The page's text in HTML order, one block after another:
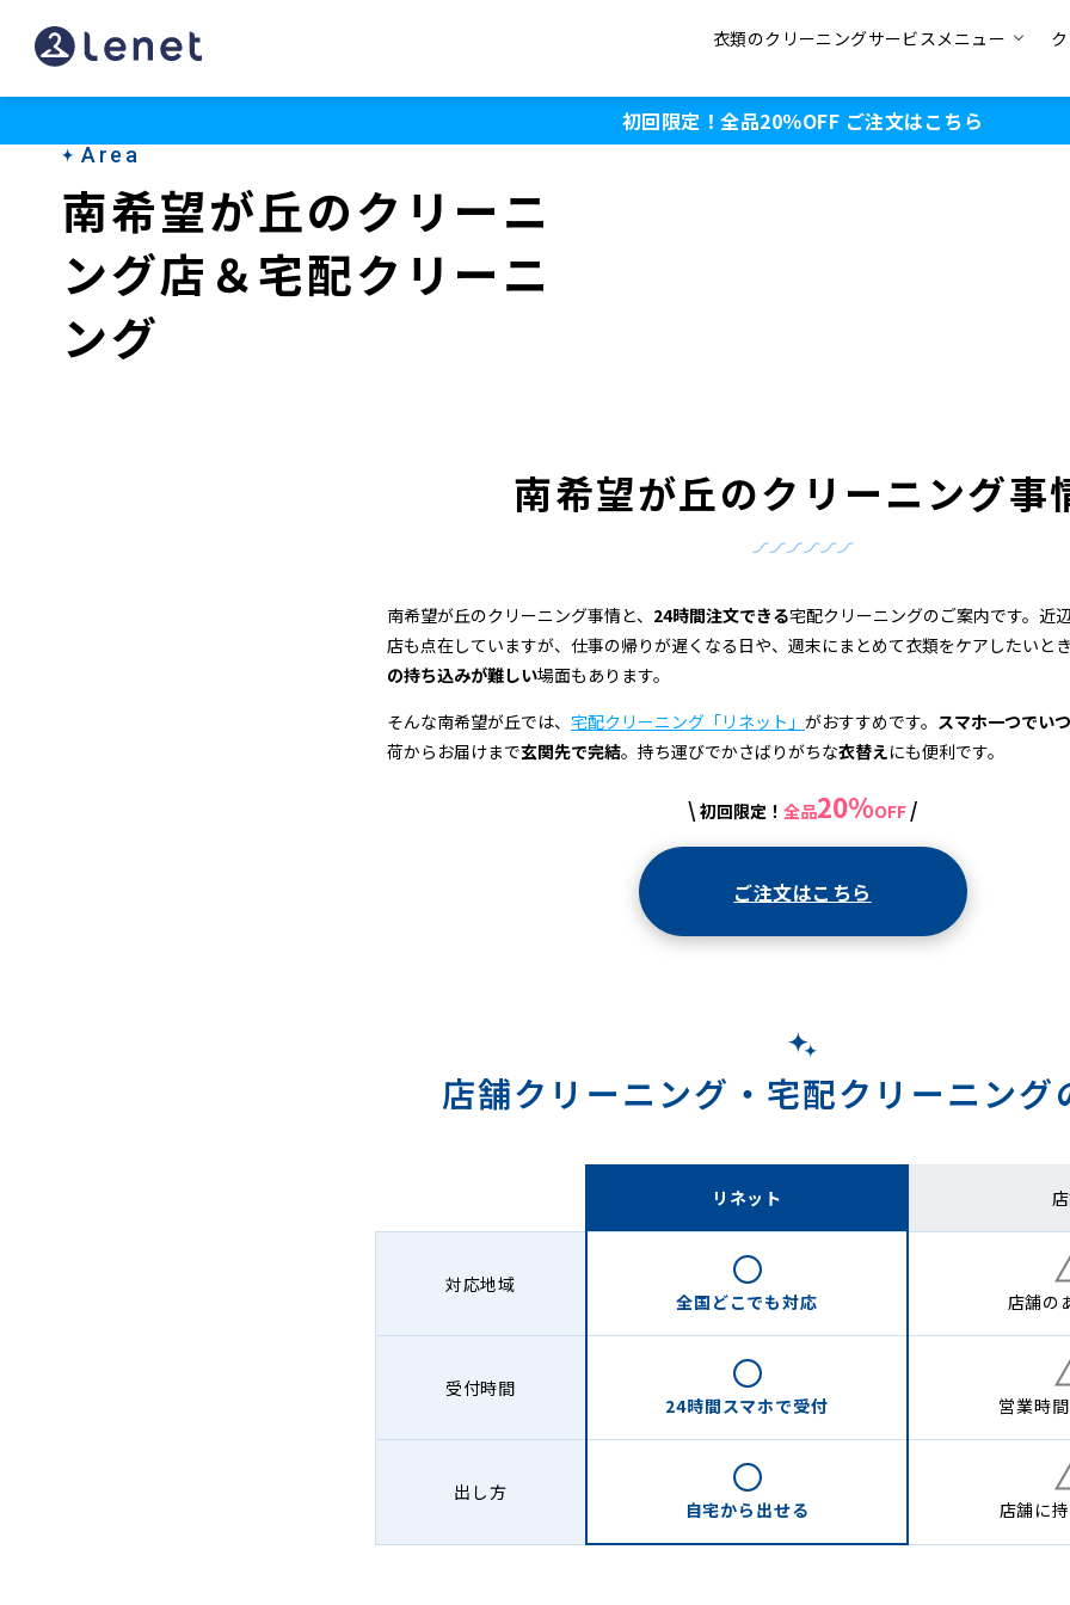
南
希
衣類のクリーニングサービスメニュー
初回限定！全品20％OFF ご注文はこちら
Area
南希望が丘のクリーニ
ング店＆宅配クリーニ
ング
南希望が丘のクリーニング事
南希望が丘のクリーニング事情と、 24時間注文できる宅配クリーニングのご案内です。近
店も点在していますが、仕事の帰りが遅くなる日や、週末にまとめて衣類をケアしたいと
の持ち込みが難しい場面もあります。
そんな南希望が丘では、 宅配クリーニング「リネット」 がおすすめです。 スマホ一つでい
荷からお届けまで玄関先で完結。持ち運びでかさばりがちな衣替えにも便利です。
\ 初回限定！ 全品20%OFF /
ご注文はこちら
店舗クリーニング・ 宅配クリーニング
リネット
対応地域
全国どこでも対応 店舗の
受付時間
24時間スマホで受付 営業時
出し方
自宅から 出せる 店舗に